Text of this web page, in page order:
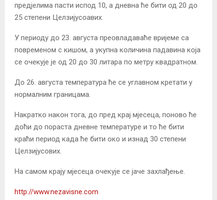
предјелима пасти испод 10, а дневна ће бити од 20 до
25 степени Целзијусоавих.
У периоду до 23. августа преовладаваће вријеме са
повременом с кишом, а укупна количина падавина која
се очекује је од 20 до 30 литара по метру квадратном.
До 26. августа температура ће се углавном кретати у
нормалним границама.
Накратко након тога, до пред крај мјесеца, поново ће
доћи до пораста дневне температуре и то ће бити
краћи период када ће бити око и изнад 30 степени
Целзијусових.
На самом крају мјесеца очекује се јаче захлађење.
http://www.nezavisne.com